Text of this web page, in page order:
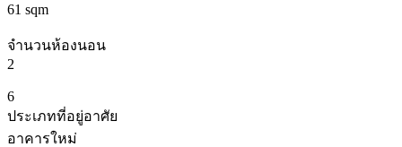
61 sqm
จำนวนห้องนอน
2
6
ประเภทที่อยู่อาศัย
อาคารใหม่